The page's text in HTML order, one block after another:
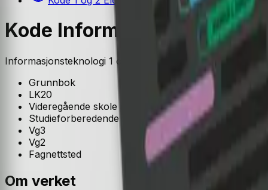
Kode
Informasjonsteknologi 1 og 2, programfag videregående
Grunnbok
LK20
Videregående skole
Studieforberedende
Vg3
Vg2
Fagnettsted
Om verket